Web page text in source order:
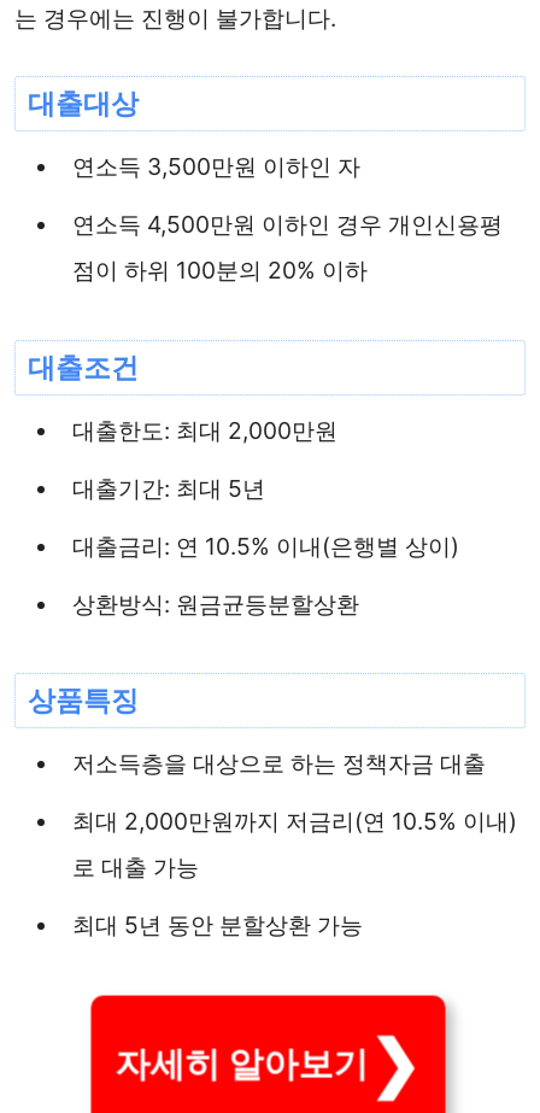
는 경우에는 진행이 불가합니다.
대출대상
연소득 3,500만원 이하인 자
연소득 4,500만원 이하인 경우 개인신용평
점이 하위 100분의 20% 이하
대출조건
대출한도: 최대 2,000만원
대출기간: 최대 5년
대출금리: 연 10.5% 이내(은행별 상이)
상환방식: 원금균등분할상환
상품특징
저소득층을 대상으로 하는 정책자금 대출
최대 2,000만원까지 저금리(연 10.5% 이내)
로 대출 가능
최대 5년 동안 분할상환 가능
자세히 알아보기